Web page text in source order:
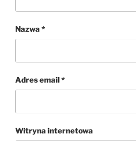
Nazwa *
Adres email*
Witryna internetowa